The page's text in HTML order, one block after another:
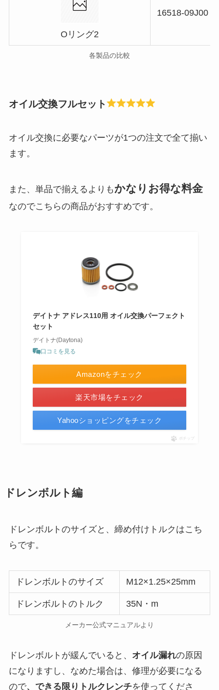
Оリング2
16518-09J00
各製品の比較
オイル交換フルセット
オイル交換に必要なパーツが1つの注文で全て揃い
ます。
また、単品で揃えるよりも かなりお得な料金
なのでこちらの商品がおすすめです。
デイトナ アドレス110用 オイル交換パーフェクト
セット
デイトナ(Daytona)
口コミを見る
Amazonをチェック
楽天市場をチェック
Yahooショッピングをチェック
ポチップ
ドレンボルト編
ドレンボルトのサイズと、締め付けトルクはこち
らです。
ドレンボルトのサイズ M12×1.25×25mm
ドレンボルトのトルク 35N・m
メーカー公式マニュアルより
ドレンボルトが緩んでいると、 オイル漏れの原因
になりますし、なめた場合は、修理が必要になる
ので、できる限りトルクレンチを使ってくださ